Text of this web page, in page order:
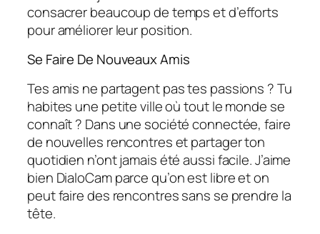
consacrer beaucoup de temps et d’efforts
pour améliorer leur position.
Se Faire De Nouveaux Amis
Tes amis ne partagent pas tes passions ? Tu
habites une petite ville où tout le monde se
connaît ? Dans une société connectée, faire
de nouvelles rencontres et partager ton
quotidien n’ont jamais été aussi facile. J’aime
bien DialoCam parce qu’on est libre et on
peut faire des rencontres sans se prendre la
tête.